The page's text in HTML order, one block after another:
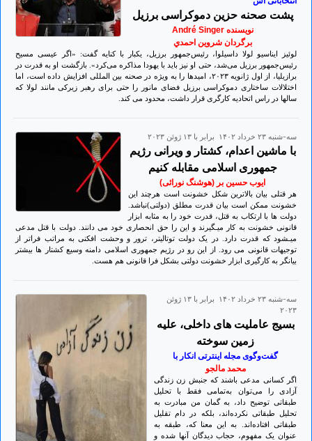
پشت صحنه حزین دموکراسی برزیل
نویسنده André Singer
برگردان شروين احمدي
لوئیز ایناسیو لولا داسیلوا، رئیس‌جمهور برزیل، یکبار با کنایه گفت: «اگر عیسی مسیح
رئیس‌جمهور برزیل می‌شد، حتی او نیز باید با یهودا مذاکره می‌کرد». بازگشت او به قدرت در
برازیلیا، از اول ژانویه ۲۰۲۳، امیدها را به ویژه در صحنه بین المللی افزایش داده است، اما
اختلالات ساختاری دموکراسی برزیل فضای مانور را حتی برای رهبر زیرکی مانند لولا که
سالها در راس اتحادیه کارگری قرار داشت، محدود می کند.
سه-شنبه ۲۳ خرداد ۱۴۰۲ برابر با ۱۳ ژوئن ۲۰۲۳
با ماشین اعدام، کشتار و ویرانی رژیم
جمهوری اسلامی مقابله کنیم
ایوب حسین بر (هوشنگ نورائی)
هر قتلی بیان بالاترین شکل خشونت است هرچند این
خشونت ممکن است بیان قدرت مطلق (دولتی)نباشد.
دولت ها با ارتکاب به قتل، قدرت خود را به مثابه ابزار
قانونی خشونت به کار میـگیرند و این را حق انحصاری خود می دانند. دولت با قتل مدعی
میـشود که قدرت دارد. در یک دولت توتالیتر، ترور و وحشت افکنی به مراتب فراتر از
توجیهات قانونی می رود. از این رو در رژیم جمهوری اسلامی دامنه وسیع کشتار ها بیشتر
بیانگر به کارگیری ابزار خشونت دولتی بشکل فرا قانونی هم هست.
سه-شنبه ۲۳ خرداد ۱۴۰۲ برابر با ۱۳ ژوئن
۲۰۲۳
بسیج عاملیت­ های داخلی، علیه
زمین سوخته
گفت‌وگوی مجله اینترتی انکار با
محمد مالجو
اگر کسانی مدعی باشند که جنبش زن زندگی
آزادی را می‌توان به‌تمامی فقط با تحلیل
طبقاتی توضیح داد، به گمان من مبادرت به
تحلیل طبقاتی نکرده‌اند، بلکه در دام تقلیل
طبقاتی افتاده‌اند. به این معنا که، طبقه به
عنوان یک مفهوم، حجاب دیدگان آنها شده و